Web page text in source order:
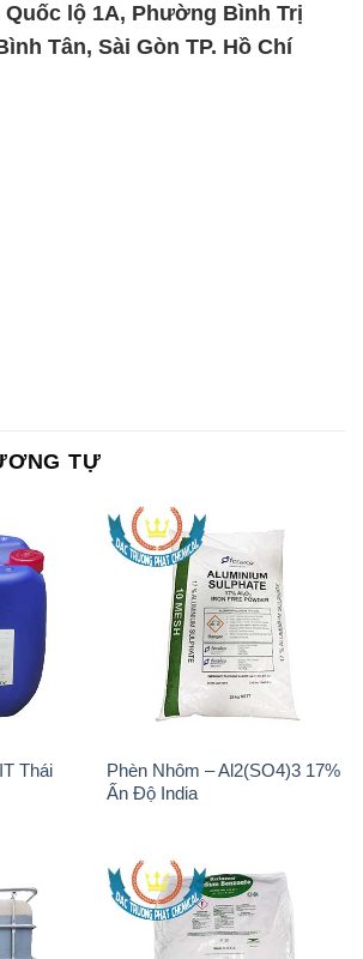
Quốc lộ 1A, Phường Bình Trị
Tân, Sài Gòn TP. Hồ Chí
TỰ
Thái
Phèn Nhôm – Al2(SO4)3 17%
Ấn Độ India